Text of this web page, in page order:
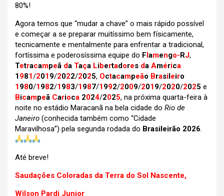
80%!
Agora temos que “mudar a chave” o mais rápido possível
e começar a se preparar muitíssimo bem físicamente,
tecnicamente e mentalmente para enfrentar a tradicional,
fortíssima e poderosíssima equipe do Flamengo-RJ,
Tetracampeã da Taça Libertadores da América
1981/2019/2022/2025, Octacampeão Brasileiro
1980/1982/1983/1987/1992/2009/2019/2020/2025 e
Bicampeã Carioca 2024/2025, na próxima quarta-feira à
noite no estádio Maracanã na bela cidade do Rio de
Janeiro (conhecida também como “Cidade
Maravilhosa”) pela segunda rodada do Brasileirão 2026.
Até breve!
Saudações Coloradas da Terra do Sol Nascente,
Wilson Pardi Junior